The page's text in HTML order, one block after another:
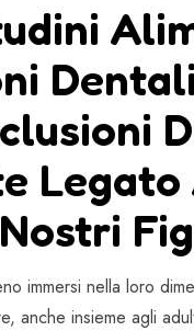
Legato
immersi nella loro
anche insieme agli